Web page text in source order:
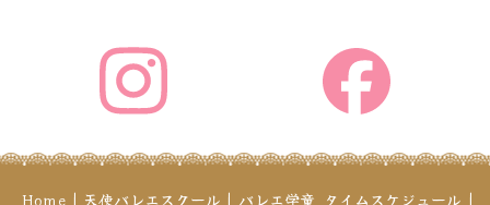
Home | 天使バレエスクール | バレエ学童 タイムスケジュール |